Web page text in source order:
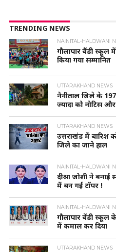
TRENDING NEWS
NAINITAL-HALDWANI
गौलापार वैंडी स्कूल
किया गया सम्मानित
UTTARAKHAND NEWS
नैनीताल जिले के
ज्यादा को नोटिस
UTTARAKHAND NEWS
उत्तराखंड में
जिले का जाने हाल
NAINITAL-HALDWANI
दीश्रा जोशी ने
में बन गई टॉपर !
NAINITAL-HALDWANI
गौलापार वेंडी स्कूल
में कमाल कर दिया
UTTARAKHAND NEWS